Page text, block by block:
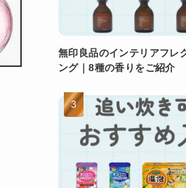
無印良品のインテリアフレ
ング｜8種の香りをご紹介